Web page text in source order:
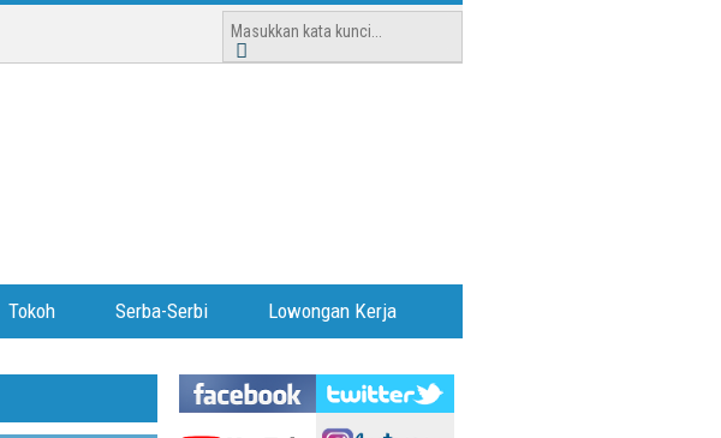
Tokoh Serba-Serbi Lowongan Kerja